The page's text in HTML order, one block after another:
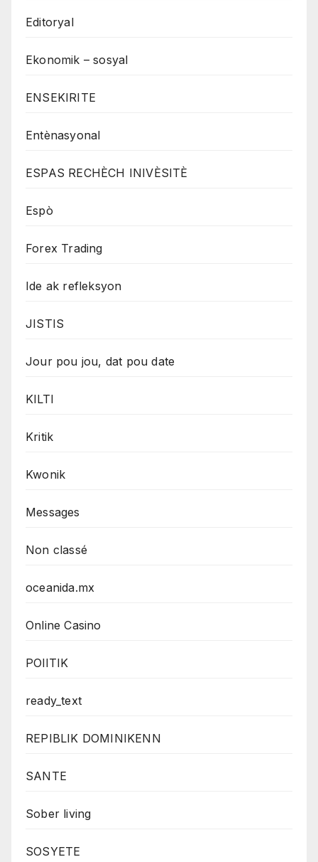
Editoryal
Ekonomik – sosyal
ENSEKIRITE
Entènasyonal
ESPAS RECHÈCH INIVÈSITÈ
Espò
Forex Trading
Ide ak refleksyon
JISTIS
Jour pou jou, dat pou date
KILTI
Kritik
Kwonik
Messages
Non classé
oceanida.mx
Online Casino
POlITIK
ready_text
REPIBLIK DOMINIKENN
SANTE
Sober living
SOSYETE